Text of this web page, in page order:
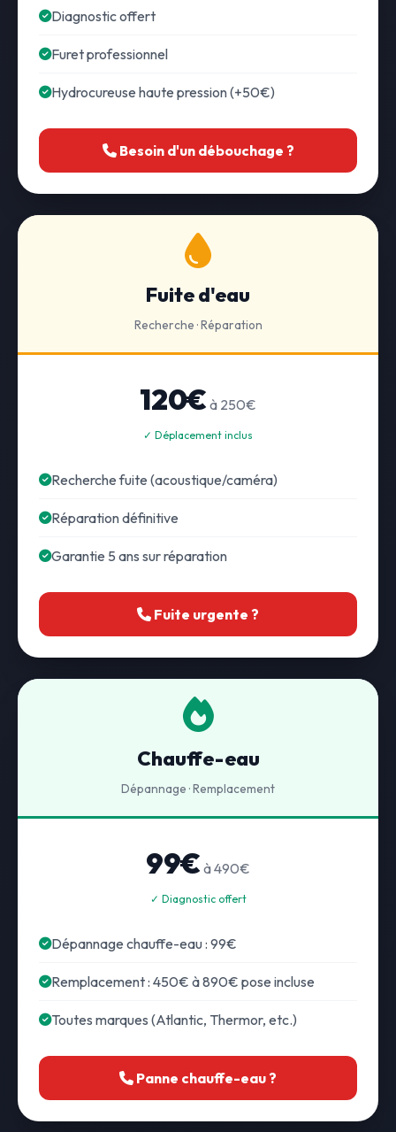
Diagnostic offert
Furet professionnel
Hydrocureuse haute pression (+50€)
Besoin d'un débouchage ?
Fuite d'eau
Recherche · Réparation
120€ à 250€
✓ Déplacement inclus
Recherche fuite (acoustique/caméra)
Réparation définitive
Garantie 5 ans sur réparation
Fuite urgente ?
Chauffe-eau
Dépannage · Remplacement
99€ à 490€
✓ Diagnostic offert
Dépannage chauffe-eau : 99€
Remplacement : 450€ à 890€ pose incluse
Toutes marques (Atlantic, Thermor, etc.)
Panne chauffe-eau ?